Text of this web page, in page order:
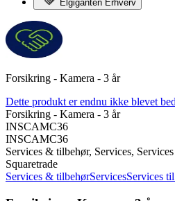
Elgiganten Erhverv
Forsikring - Kamera - 3 år
Dette produkt er endnu ikke blevet
Forsikring - Kamera - 3 år
INSCAMC36
INSCAMC36
Services & tilbehør, Services,
Squaretrade
Services & tilbehørServicesServices